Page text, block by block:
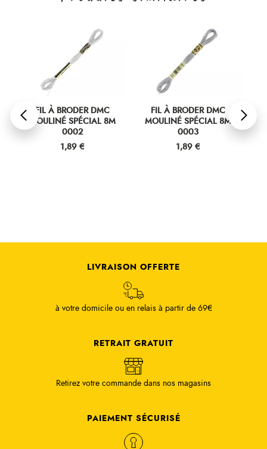
FIL À BRODER DMC
MOULINÉ SPÉCIAL 8M
0002
Prix
1,89 €
FIL À BRODER DMC
MOULINÉ SPÉCIAL 8M
0003
Prix
1,89 €
LIVRAISON OFFERTE
à votre domicile ou en relais à partir de 69€
RETRAIT GRATUIT
Retirez votre commande dans nos magasins
PAIEMENT SÉCURISÉ